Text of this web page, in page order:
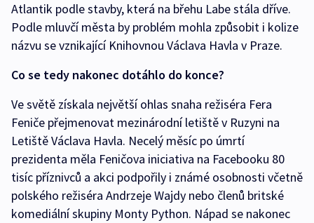
Atlantik podle stavby, která na břehu Labe stála dříve.
Podle mluvčí města by problém mohla způsobit i kolize
názvu se vznikající Knihovnou Václava Havla v Praze.
Co se tedy nakonec dotáhlo do konce?
Ve světě získala největší ohlas snaha režiséra Fera
Feniče přejmenovat mezinárodní letiště v Ruzyni na
Letiště Václava Havla. Necelý měsíc po úmrtí
prezidenta měla Feničova iniciativa na Facebooku 80
tisíc příznivců a akci podpořily i známé osobnosti včetně
polského režiséra Andrzeje Wajdy nebo členů britské
komediální skupiny Monty Python. Nápad se nakonec